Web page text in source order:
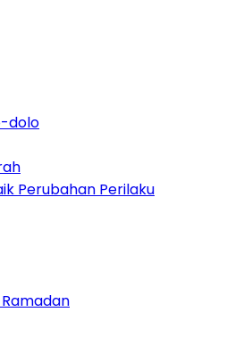
dolo
Perubahan Perilaku